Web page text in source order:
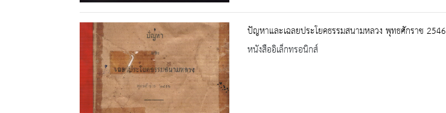
ปัญหาและเฉลยประโยคธรรมสนามหลวง พุทธศักราช 2546
หนังสืออิเล็กทรอนิกส์